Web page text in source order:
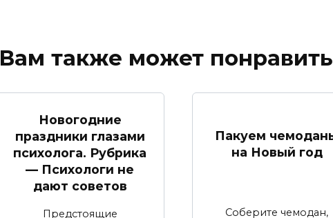
Вам также может
Новогодние
праздники глазами
психолога. Рубрика
— Психологи не
дают советов
Предстоящие
Пакуем
на Новый год
Соберите чемодан,